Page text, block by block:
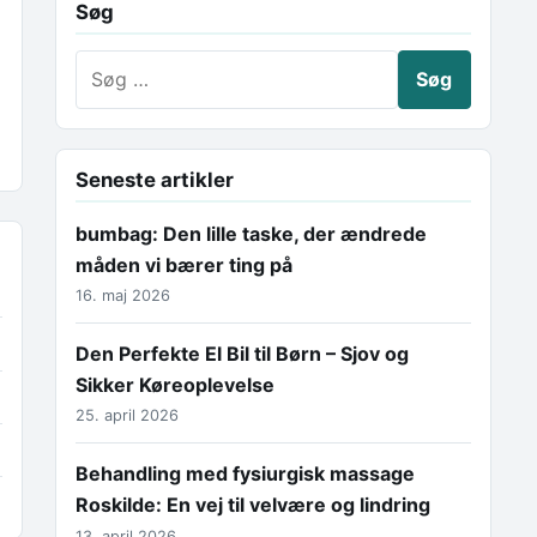
Søg
Seneste artikler
bumbag: Den lille taske, der ændrede
måden vi bærer ting på
16. maj 2026
Den Perfekte El Bil til Børn – Sjov og
Sikker Køreoplevelse
25. april 2026
Behandling med fysiurgisk massage
Roskilde: En vej til velvære og lindring